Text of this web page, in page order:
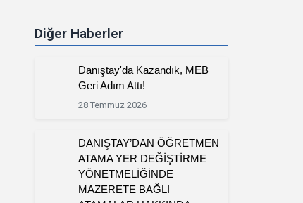
Diğer Haberler
Danıştay'da Kazandık, MEB
Geri Adım Attı!
28 Temmuz 2026
DANIŞTAY’DAN ÖĞRETMEN
ATAMA YER DEĞİŞTİRME
YÖNETMELİĞİNDE
MAZERETE BAĞLI